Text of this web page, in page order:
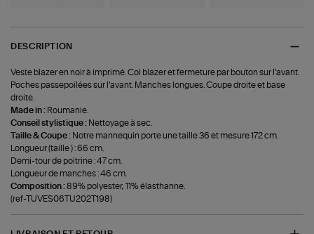
DESCRIPTION
Veste blazer en noir à imprimé. Col blazer et fermeture par bouton sur l'avant.
Poches passepoilées sur l'avant. Manches longues. Coupe droite et base
droite.
Made in : Roumanie.
Conseil stylistique : Nettoyage à sec.
Taille & Coupe : Notre mannequin porte une taille 36 et mesure 172 cm.
Longueur (taille ) : 66 cm.
Demi-tour de poitrine : 47 cm.
Longueur de manches : 46 cm.
Composition :89% polyester, 11% élasthanne.
(ref-TUVES06TU202T198)